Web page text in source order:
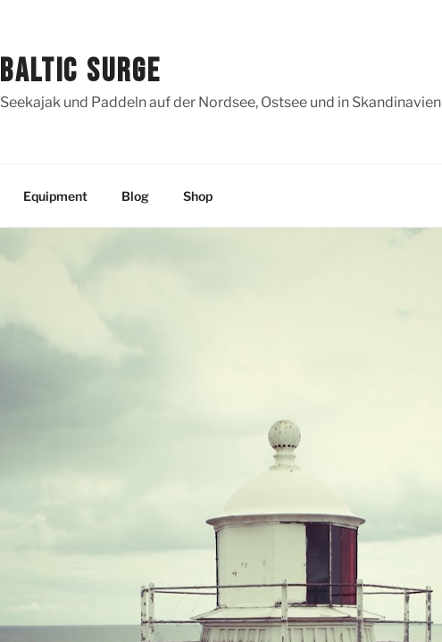
BALTIC SURGE
Seekajak und Paddeln auf der Nordsee, Ostsee und in Skandinavien
Equipment Blog Shop